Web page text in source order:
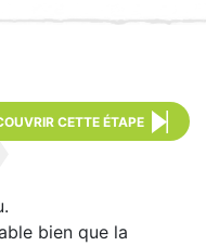
CETTE ÉTAPE
bien que la